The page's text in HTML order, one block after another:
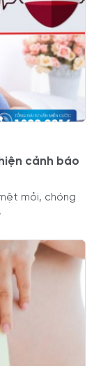
cảnh báo
mỏi, chóng